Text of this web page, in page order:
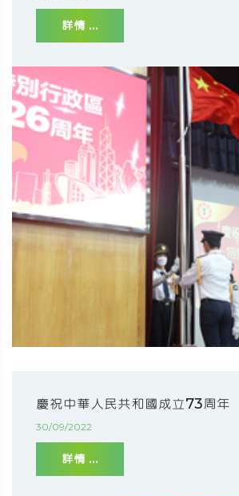
詳情 ...
慶祝中華人民共和國成立73周年
30/09/2022
詳情 ...